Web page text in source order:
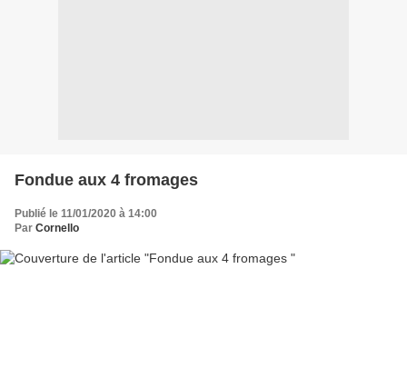
Fondue aux 4 fromages
Publié le 11/01/2020 à 14:00
Par Cornello